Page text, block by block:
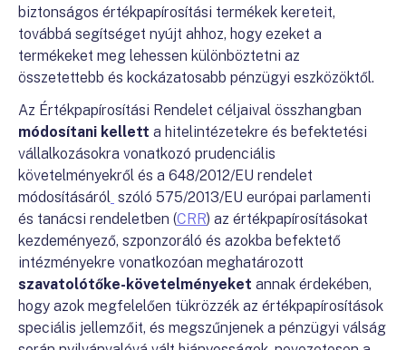
biztonságos értékpapírosítási termékek kereteit,
továbbá segítséget nyújt ahhoz, hogy ezeket a
termékeket meg lehessen különböztetni az
összetettebb és kockázatosabb pénzügyi eszközöktől.
Az Értékpapírosítási Rendelet céljaival összhangban
módosítani kellett a hitelintézetekre és befektetési
vállalkozásokra vonatkozó prudenciális
követelményekről és a 648/2012/EU rendelet
módosításáról szóló 575/2013/EU európai parlamenti
és tanácsi rendeletben (CRR) az értékpapírosításokat
kezdeményező, szponzoráló és azokba befektető
intézményekre vonatkozóan meghatározott
szavatolótőke-követelményeket annak érdekében,
hogy azok megfelelően tükrözzék az értékpapírosítások
speciális jellemzőit, és megszűnjenek a pénzügyi válság